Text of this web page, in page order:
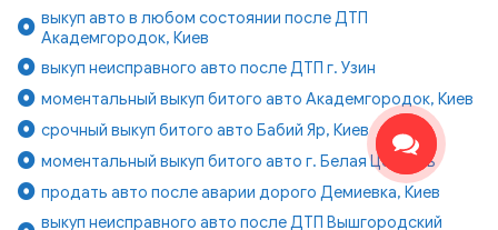
выкуп авто в любом состоянии после ДТП
Академгородок, Киев
выкуп неисправного авто после ДТП г. Узин
моментальный выкуп битого авто Академгородок, Киев
срочный выкуп битого авто Бабий Яр, Киев
моментальный выкуп битого авто г. Белая Церковь
продать авто после аварии дорого Демиевка, Киев
выкуп неисправного авто после ДТП Вышгородский